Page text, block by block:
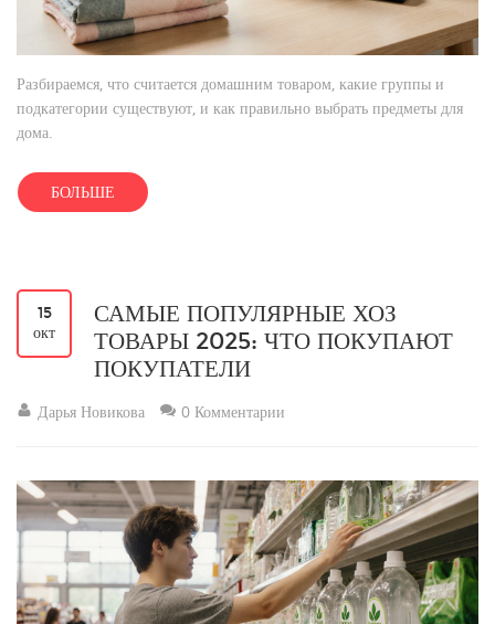
Разбираемся, что считается домашним товаром, какие группы и
подкатегории существуют, и как правильно выбрать предметы для
дома.
БОЛЬШЕ
15
окт
САМЫЕ ПОПУЛЯРНЫЕ ХОЗ
ТОВАРЫ 2025: ЧТО ПОКУПАЮТ
ПОКУПАТЕЛИ
Дарья Новикова 0 Комментарии